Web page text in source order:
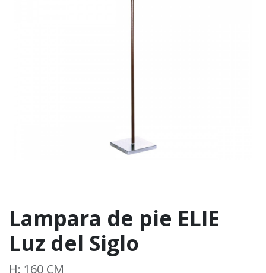
Lampara de pie ELIE
Luz del Siglo
H: 160 CM